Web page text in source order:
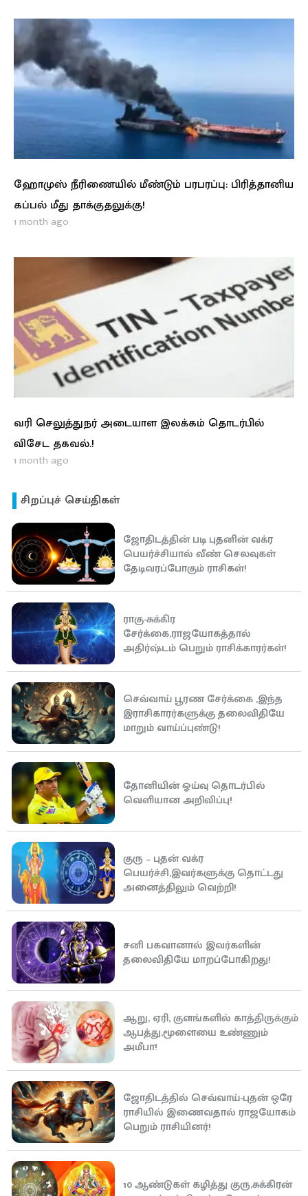
ஹோமுஸ் நீரிணையில் மீண்டும் பரபரப்பு: பிரித்தானிய
கப்பல் மீது தாக்குதலுக்கு!
1 month ago
வரி செலுத்துநர் அடையாள இலக்கம் தொடர்பில்
விசேட தகவல்.!
1 month ago
சிறப்புச் செய்திகள்
ஜோதிடத்தின் படி புதனின் வக்ர
பெயர்ச்சியால் வீண் செலவுகள்
தேடிவரப்போகும் ராசிகள்!
ராகு-சுக்கிர
சேர்க்கை,ராஜயோகத்தால்
அதிர்ஷ்டம் பெறும் ராசிக்காரர்கள்!
செவ்வாய் பூரண சேர்க்கை ,இந்த
இராசிகாரர்களுக்கு தலைவிதியே
மாறும் வாய்ப்புண்டு!
தோனியின் ஓய்வு தொடர்பில்
வெளியான அறிவிப்பு!
குரு – புதன் வக்ர
பெயர்ச்சி,இவர்களுக்கு தொட்டது
அனைத்திலும் வெற்றி!
சனி பகவானால் இவர்களின்
தலைவிதியே மாறப்போகிறது!
ஆறு, ஏரி, குளங்களில் காத்திருக்கும்
ஆபத்து,மூளையை உண்ணும்
அமீபா!
ஜோதிடத்தில் செவ்வாய்-புதன் ஒரே
ராசியில் இணைவதால் ராஜயோகம்
பெறும் ராசியினர்!
10 ஆண்டுகள் கழித்து குரு,சுக்கிரன்